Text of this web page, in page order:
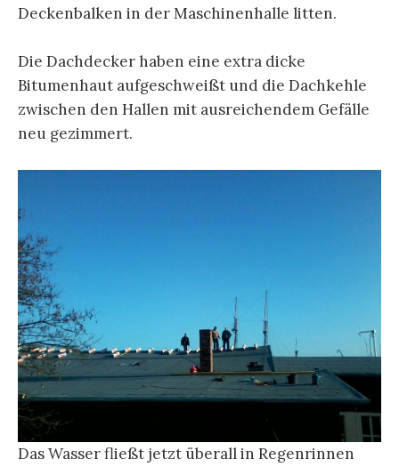
Deckenbalken in der Maschinenhalle litten.
Die Dachdecker haben eine extra dicke
Bitumenhaut aufgeschweißt und die Dachkehle
zwischen den Hallen mit ausreichendem Gefälle
neu gezimmert.
Das Wasser fließt jetzt überall in Regenrinnen